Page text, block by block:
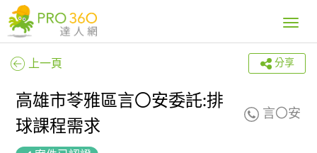
Toggle
上一頁 分享
高雄市苓雅區言〇安委託:排
球課程需求
言〇安